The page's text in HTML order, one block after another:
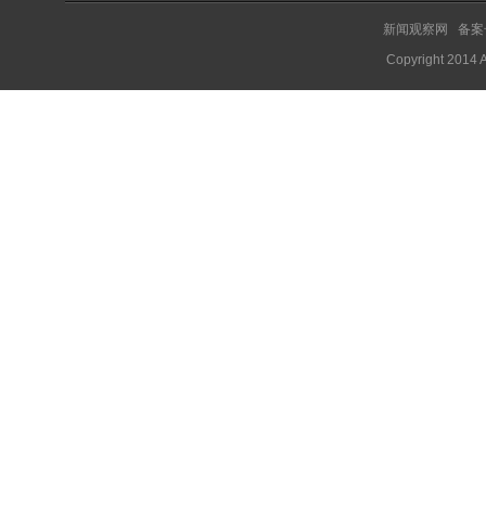
新闻观察网 备案
Copyright 2014